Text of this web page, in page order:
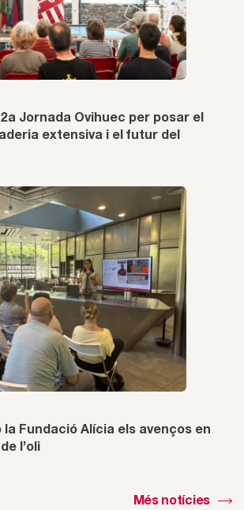
Jornada Ovihuec per posar el
extensiva i el futur del
la Fundació Alícia els avenços en
l’oli
Més notícies